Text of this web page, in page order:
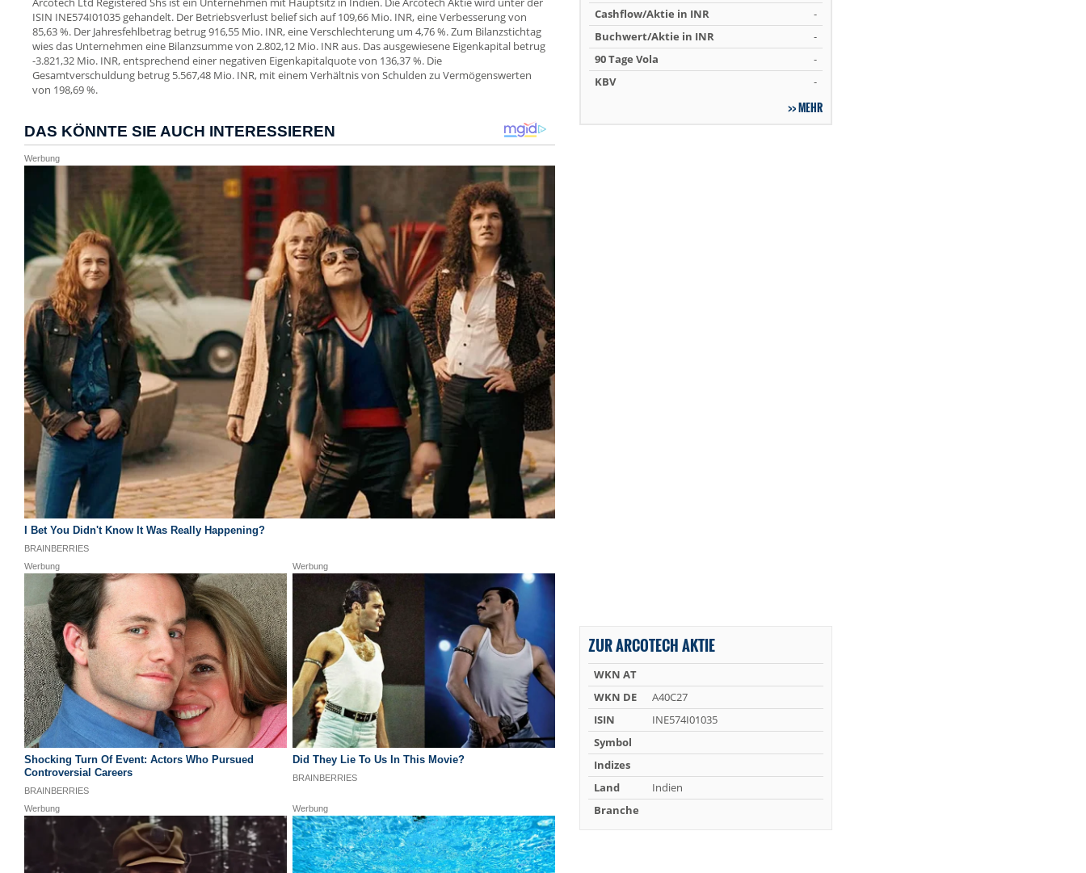
ISIN INE574I01035 gehandelt. Der Betriebsverlust belief sich auf 109,66 Mio. INR, eine Verbesserung von
85,63 %. Der Jahresfehlbetrag betrug 916,55 Mio. INR, eine Verschlechterung um 4,76 %. Zum Bilanzstichtag
wies das Unternehmen eine Bilanzsumme von 2.802,12 Mio. INR aus. Das ausgewiesene Eigenkapital betrug
-3.821,32 Mio. INR, entsprechend einer negativen Eigenkapitalquote von 136,37 %. Die
Gesamtverschuldung betrug 5.567,48 Mio. INR, mit einem Verhältnis von Schulden zu Vermögenswerten
von 198,69 %.
Cashflow/Aktie in INR
-
Buchwert/Aktie in INR
-
90 Tage Vola
-
KBV
-
MEHR
ZUR ARCOTECH AKTIE
WKN AT
WKN DE
A40C27
ISIN
INE574I01035
Symbol
Indizes
Land
Indien
Branche